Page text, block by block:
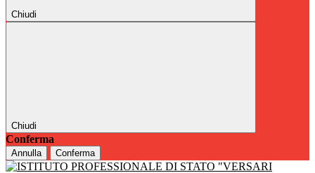
Chiudi
Chiudi
Conferma
Annulla Conferma